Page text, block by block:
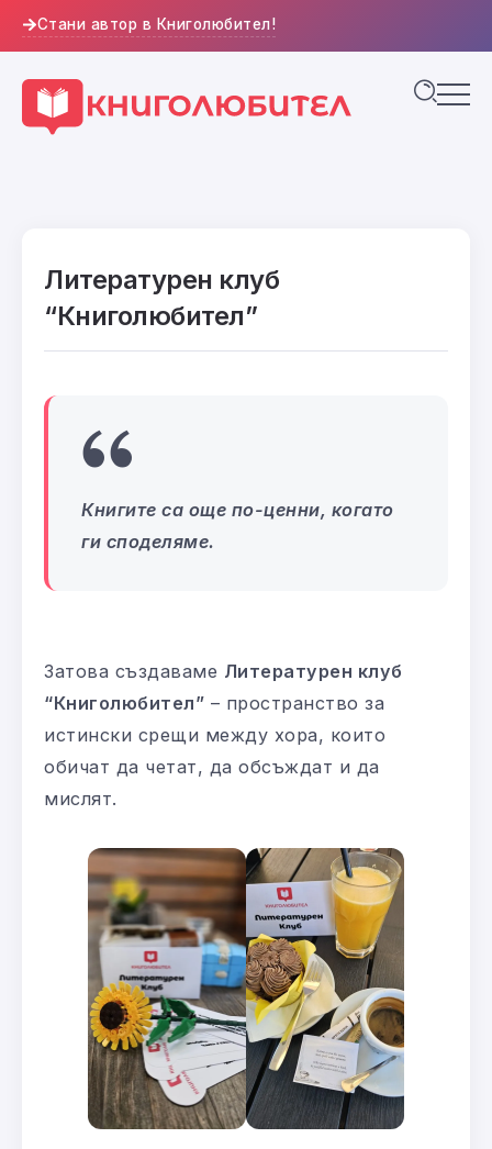
Стани автор в Книголюбител!
Литературен клуб
“Книголюбител”
Книгите са още по-ценни, когато
ги споделяме.
Затова създаваме Литературен клуб
“Книголюбител” – пространство за
истински срещи между хора, които
обичат да четат, да обсъждат и да
мислят.